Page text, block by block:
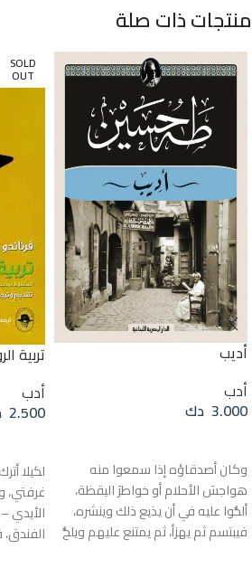
منتجات ذات صلة
أديب
أدب
3.000 دك
وكان أصدقاؤه إذا سمعوا منه
هواجسَ الأحلام أو خواطرَ اليقظة،
ألحُّوا عليه في أن يذيع ذلك وينشره،
فيبتسم ثم يهزأ، ثم يمتنع عليهم ويلحُّ
SOLD
OUT
تربية
أدب
2.500
لكيلا
غرفتي،
الأيدي